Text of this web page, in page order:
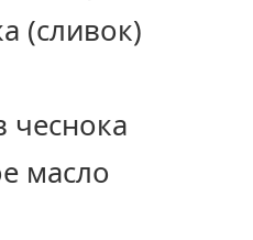
(сливок)
чеснока
масло